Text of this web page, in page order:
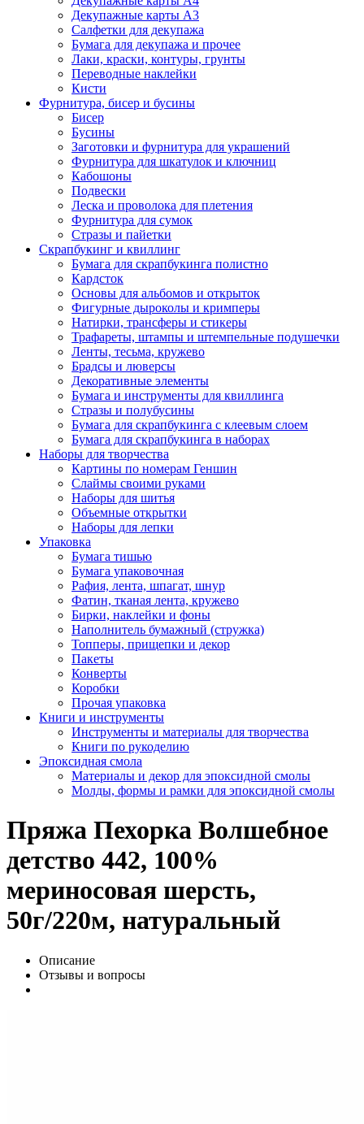
Декупажные карты А3
Салфетки для декупажа
Бумага для декупажа и прочее
Лаки, краски, контуры, грунты
Переводные наклейки
Кисти
Фурнитура, бисер и бусины
Бисер
Бусины
Заготовки и фурнитура для украшений
Фурнитура для шкатулок и ключниц
Кабошоны
Подвески
Леска и проволока для плетения
Фурнитура для сумок
Стразы и пайетки
Скрапбукинг и квиллинг
Бумага для скрапбукинга полистно
Кардсток
Основы для альбомов и открыток
Фигурные дыроколы и кримперы
Натирки, трансферы и стикеры
Трафареты, штампы и штемпельные подушечки
Ленты, тесьма, кружево
Брадсы и люверсы
Декоративные элементы
Бумага и инструменты для квиллинга
Стразы и полубусины
Бумага для скрапбукинга с клеевым слоем
Бумага для скрапбукинга в наборах
Наборы для творчества
Картины по номерам Геншин
Слаймы своими руками
Наборы для шитья
Объемные открытки
Наборы для лепки
Упаковка
Бумага тишью
Бумага упаковочная
Рафия, лента, шпагат, шнур
Фатин, тканая лента, кружево
Бирки, наклейки и фоны
Наполнитель бумажный (стружка)
Топперы, прищепки и декор
Пакеты
Конверты
Коробки
Прочая упаковка
Книги и инструменты
Инструменты и материалы для творчества
Книги по рукоделию
Эпоксидная смола
Материалы и декор для эпоксидной смолы
Молды, формы и рамки для эпоксидной смолы
Пряжа Пехорка Волшебное
детство 442, 100%
мериносовая шерсть,
50г/220м, натуральный
Описание
Отзывы и вопросы